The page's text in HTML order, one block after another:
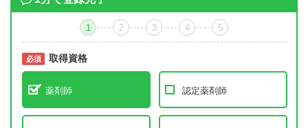
1 2 3 4 5
必須 取得資格
薬剤師 認定薬剤師